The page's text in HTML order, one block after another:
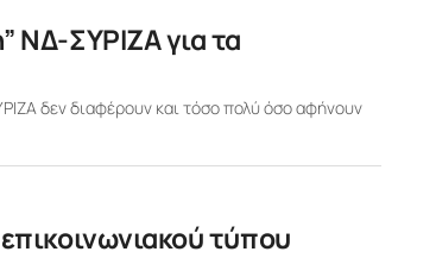
ΝΔ-ΣΥΡΙΖΑ για τα
δεν διαφέρουν και τόσο πολύ όσο αφήνουν
τύπου